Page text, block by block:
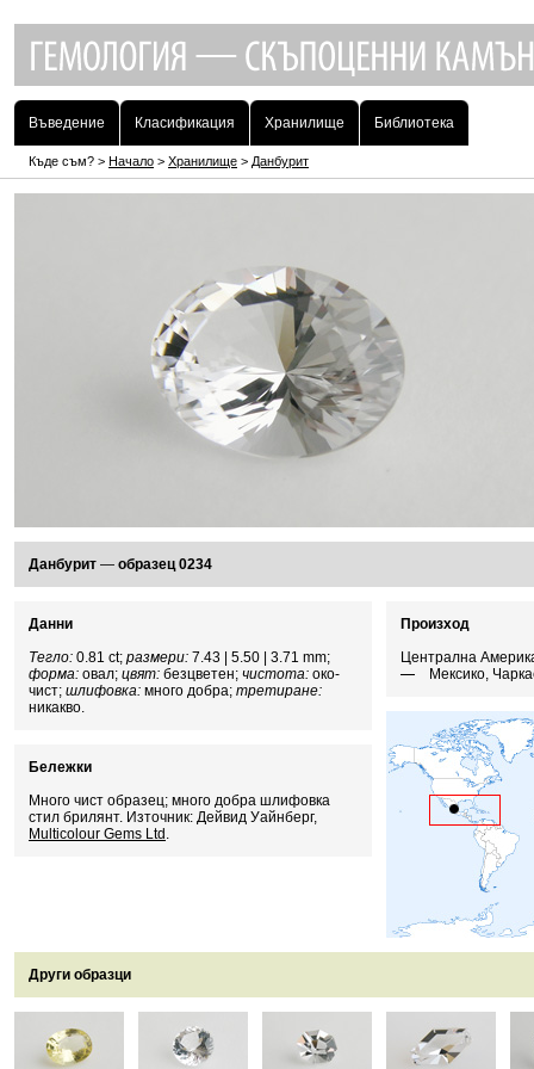
Въведение Класификация Хранилище Библиотека
Къде съм? > Начало > Хранилище > Данбурит
Данбурит — образец 0234
Произход
Централна
Мексико,
Данни
Тегло: 0.81 ct; размери: 7.43 | 5.50 | 3.71 mm;
форма: овал; цвят: безцветен; чистота: око-
чист; шлифовка: много добра; третиране:
никакво.
Бележки
Много чист образец; много добра шлифовка
стил брилянт. Източник: Дейвид Уайнберг,
Multicolour Gems Ltd .
Други образци